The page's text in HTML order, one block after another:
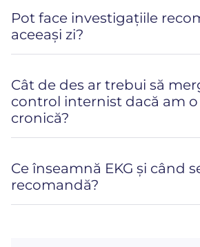
Pot face investigațiile
aceeași zi?
Cât de des ar trebui să
control internist dacă am o
cronică?
Ce înseamnă EKG și când
recomandă?